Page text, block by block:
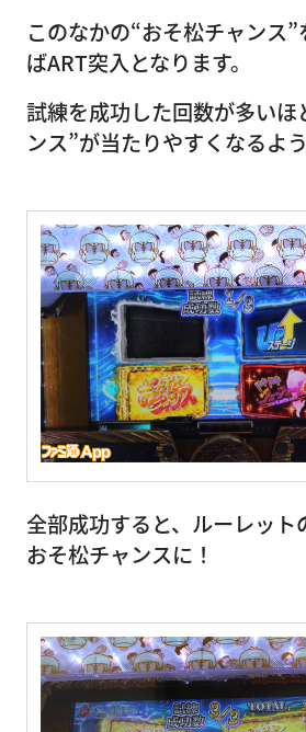
このなかの“おそ松チャンス
ばART突入となります。
試練を成功した回数が多いほ
ンス”が当たりやすくなるよう
全部成功すると、ルーレッ
おそ松チャンスに！